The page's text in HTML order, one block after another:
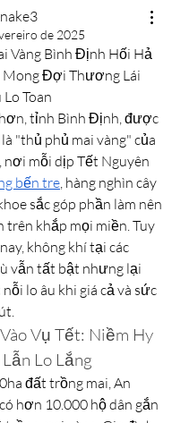
de 2025
Vàng Bình Định Hối Hả
Mong Đợi Thương Lái
Toan
tỉnh Bình Định, được
"thủ phủ mai vàng" của
nơi mỗi dịp Tết Nguyên
bến tre, hàng nghìn cây
sắc góp phần làm nên
trên khắp mọi miền. Tuy
không khí tại các
vẫn tất bật nhưng lại
lo âu khi giá cả và sức
Vụ Tết: Niềm Hy
Lo Lắng
đất trồng mai, An
hơn 10.000 hộ dân gắn